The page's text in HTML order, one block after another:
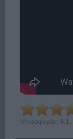
Ψηφοφορία: 4.1